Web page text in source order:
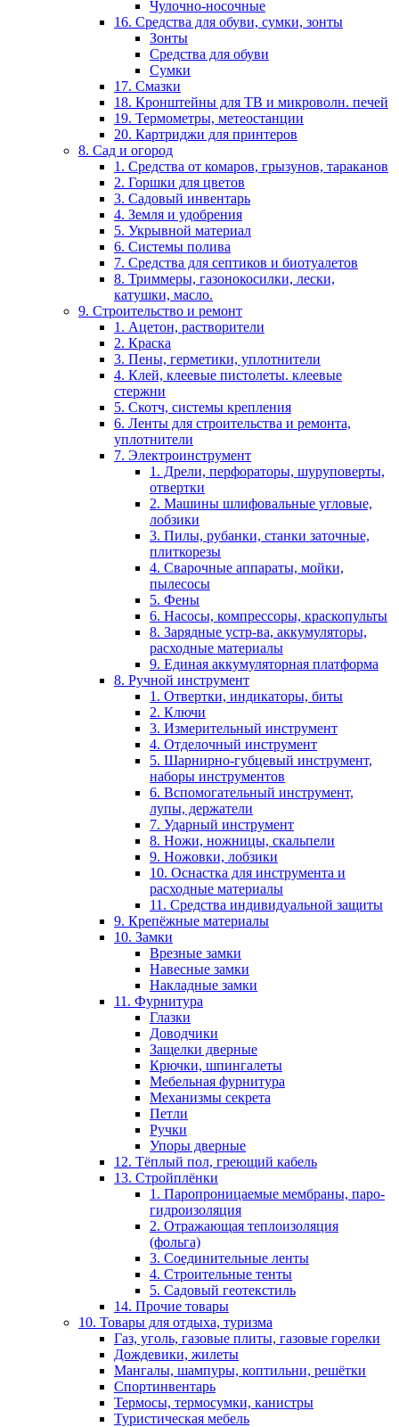
Чулочно-носочные
16. Средства для обуви, сумки, зонты
Зонты
Средства для обуви
Сумки
17. Смазки
18. Кронштейны для ТВ и микроволн. печей
19. Термометры, метеостанции
20. Картриджи для принтеров
8. Сад и огород
1. Средства от комаров, грызунов, тараканов
2. Горшки для цветов
3. Садовый инвентарь
4. Земля и удобрения
5. Укрывной материал
6. Системы полива
7. Средства для септиков и биотуалетов
8. Триммеры, газонокосилки, лески,
катушки, масло.
9. Строительство и ремонт
1. Ацетон, растворители
2. Краска
3. Пены, герметики, уплотнители
4. Клей, клеевые пистолеты. клеевые
стержни
5. Скотч, системы крепления
6. Ленты для строительства и ремонта,
уплотнители
7. Электроинструмент
1. Дрели, перфораторы, шуруповерты,
отвертки
2. Машины шлифовальные угловые,
лобзики
3. Пилы, рубанки, станки заточные,
плиткорезы
4. Сварочные аппараты, мойки,
пылесосы
5. Фены
6. Насосы, компрессоры, краскопульты
8. Зарядные устр-ва, аккумуляторы,
расходные материалы
9. Единая аккумуляторная платформа
8. Ручной инструмент
1. Отвертки, индикаторы, биты
2. Ключи
3. Измерительный инструмент
4. Отделочный инструмент
5. Шарнирно-губцевый инструмент,
наборы инструментов
6. Вспомогательный инструмент,
лупы, держатели
7. Ударный инструмент
8. Ножи, ножницы, скальпели
9. Ножовки, лобзики
10. Оснастка для инструмента и
расходные материалы
11. Средства индивидуальной защиты
9. Крепёжные материалы
10. Замки
Врезные замки
Навесные замки
Накладные замки
11. Фурнитура
Глазки
Доводчики
Защелки дверные
Крючки, шпингалеты
Мебельная фурнитура
Механизмы секрета
Петли
Ручки
Упоры дверные
12. Тёплый пол, греющий кабель
13. Стройплёнки
1. Паропроницаемые мембраны, паро-
гидроизоляция
2. Отражающая теплоизоляция
(фольга)
3. Соединительные ленты
4. Строительные тенты
5. Садовый геотекстиль
14. Прочие товары
10. Товары для отдыха, туризма
Газ, уголь, газовые плиты, газовые горелки
Дождевики, жилеты
Мангалы, шампуры, коптильни, решётки
Спортинвентарь
Термосы, термосумки, канистры
Туристическая мебель